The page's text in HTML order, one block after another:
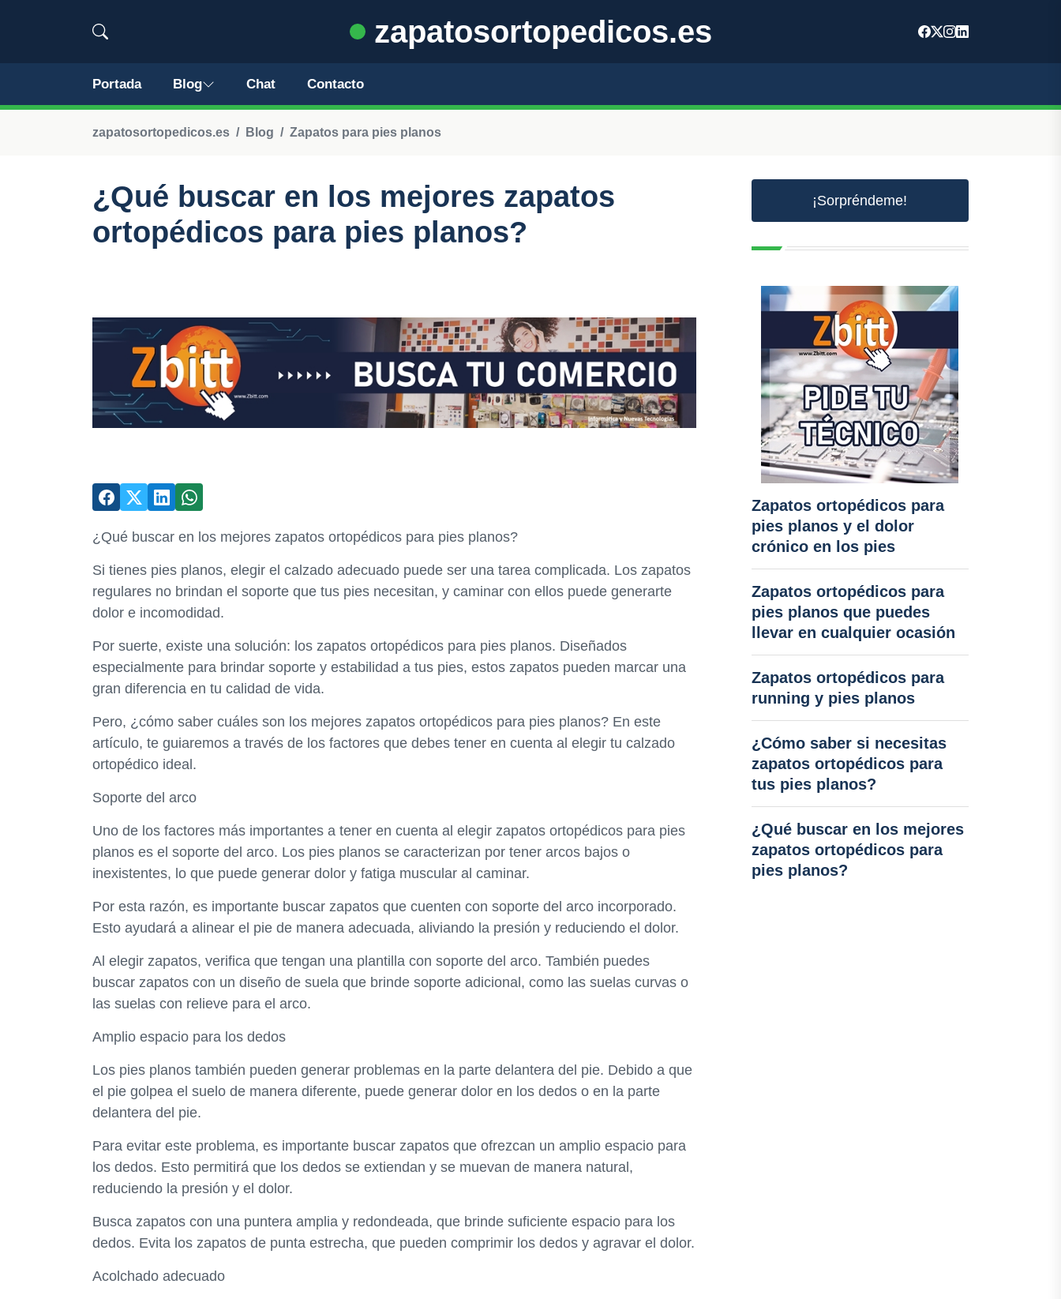
zapatosortopedicos.es
Portada Blog Chat Contacto
zapatosortopedicos.es Blog Zapatos para pies planos
¿Qué buscar en los mejores zapatos
ortopédicos para pies planos?
¿Qué buscar en los mejores zapatos ortopédicos para pies planos?
Si tienes pies planos, elegir el calzado adecuado puede ser una tarea complicada. Los zapatos
regulares no brindan el soporte que tus pies necesitan, y caminar con ellos puede generarte
dolor e incomodidad.
Por suerte, existe una solución: los zapatos ortopédicos para pies planos. Diseñados
especialmente para brindar soporte y estabilidad a tus pies, estos zapatos pueden marcar una
gran diferencia en tu calidad de vida.
Pero, ¿cómo saber cuáles son los mejores zapatos ortopédicos para pies planos? En este
artículo, te guiaremos a través de los factores que debes tener en cuenta al elegir tu calzado
ortopédico ideal.
Soporte del arco
Uno de los factores más importantes a tener en cuenta al elegir zapatos ortopédicos para pies
planos es el soporte del arco. Los pies planos se caracterizan por tener arcos bajos o
inexistentes, lo que puede generar dolor y fatiga muscular al caminar.
Por esta razón, es importante buscar zapatos que cuenten con soporte del arco incorporado.
Esto ayudará a alinear el pie de manera adecuada, aliviando la presión y reduciendo el dolor.
Al elegir zapatos, verifica que tengan una plantilla con soporte del arco. También puedes
buscar zapatos con un diseño de suela que brinde soporte adicional, como las suelas curvas o
las suelas con relieve para el arco.
Amplio espacio para los dedos
Los pies planos también pueden generar problemas en la parte delantera del pie. Debido a que
el pie golpea el suelo de manera diferente, puede generar dolor en los dedos o en la parte
delantera del pie.
Para evitar este problema, es importante buscar zapatos que ofrezcan un amplio espacio para
los dedos. Esto permitirá que los dedos se extiendan y se muevan de manera natural,
reduciendo la presión y el dolor.
Busca zapatos con una puntera amplia y redondeada, que brinde suficiente espacio para los
dedos. Evita los zapatos de punta estrecha, que pueden comprimir los dedos y agravar el dolor.
Acolchado adecuado
¡Sorpréndeme!
Zapatos ortopédicos para
pies planos y el dolor
crónico en los pies
Zapatos ortopédicos para
pies planos que puedes
llevar en cualquier ocasión
Zapatos ortopédicos para
running y pies planos
¿Cómo saber si necesitas
zapatos ortopédicos para
tus pies planos?
¿Qué buscar en los mejores
zapatos ortopédicos para
pies planos?